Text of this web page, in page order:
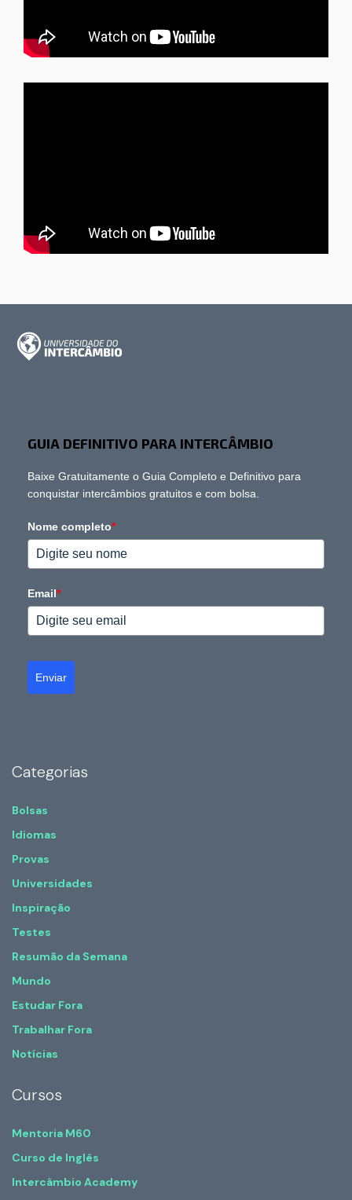
GUIA DEFINITIVO PARA INTERCÂMBIO
Baixe Gratuitamente o Guia Completo e Definitivo para
conquistar intercâmbios gratuitos e com bolsa.
Nome completo*
Email*
Enviar
Categorias
Bolsas
Idiomas
Provas
Universidades
Inspiração
Testes
Resumão da Semana
Mundo
Estudar Fora
Trabalhar Fora
Notícias
Cursos
Mentoria M60
Curso de Inglês
Intercâmbio Academy